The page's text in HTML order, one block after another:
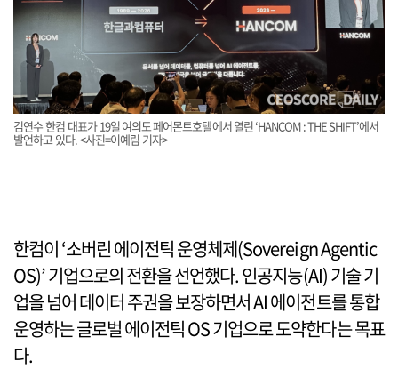
김연수 한컴 대표가 19일 여의도 페어몬트호텔에서 열린 ‘HANCOM : THE SHIFT’에서
발언하고 있다. <사진=이예림 기자>
한컴이 ‘소버린 에이전틱 운영체제(Sovereign Agentic
OS)’ 기업으로의 전환을 선언했다. 인공지능(AI) 기술 기
업을 넘어 데이터 주권을 보장하면서 AI 에이전트를 통합
운영하는 글로벌 에이전틱 OS 기업으로 도약한다는 목표
다.